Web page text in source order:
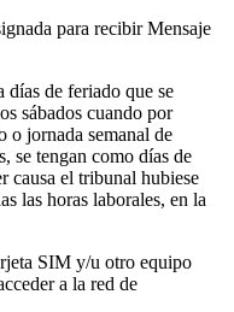
para recibir Mensaje
días de feriado que se
sábados cuando por
o jornada semanal de
se tengan como días de
causa el tribunal hubiese
las horas laborales, en la
SIM y/u otro equipo
a la red de